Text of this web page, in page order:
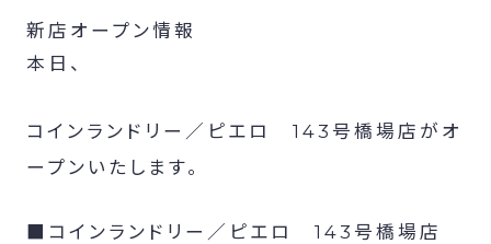
新店オープン情報
本日、
コインランドリー／ピエロ 143号橋場店がオ
ープンいたします。
■コインランドリー／ピエロ 143号橋場店